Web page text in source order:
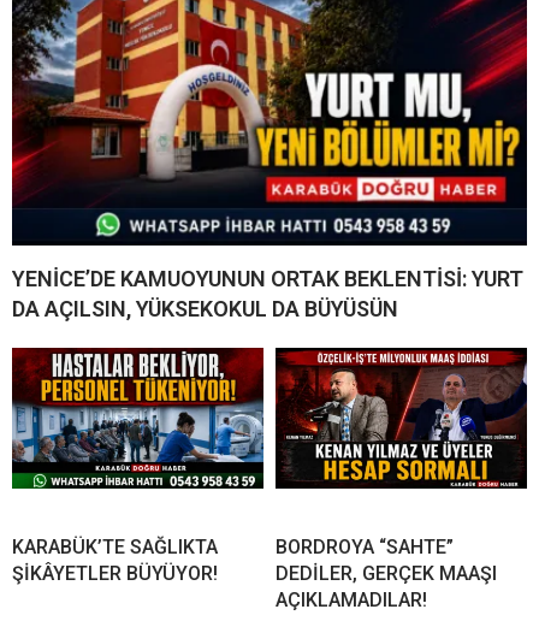
YENİCE’DE KAMUOYUNUN ORTAK BEKLENTİSİ: YURT
DA AÇILSIN, YÜKSEKOKUL DA BÜYÜSÜN
KARABÜK’TE SAĞLIKTA
ŞİKÂYETLER BÜYÜYOR!
BORDROYA “SAHTE”
DEDİLER, GERÇEK MAAŞI
AÇIKLAMADILAR!